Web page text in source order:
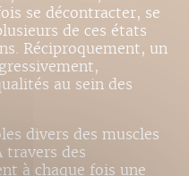
se décontracter, se
de ces états
Réciproquement, un
au sein des
divers des muscles
travers des
à chaque fois une